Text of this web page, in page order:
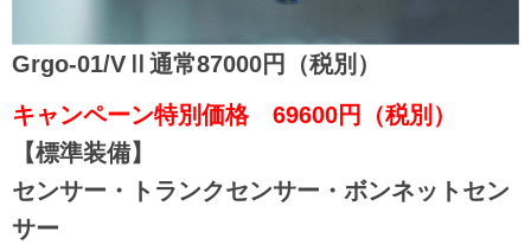
Grgo-01/VⅡ通常87000円（税別）
キャンペーン特別価格 69600円（税別）
【標準装備】
センサー・トランクセンサー・ボンネットセン
サー